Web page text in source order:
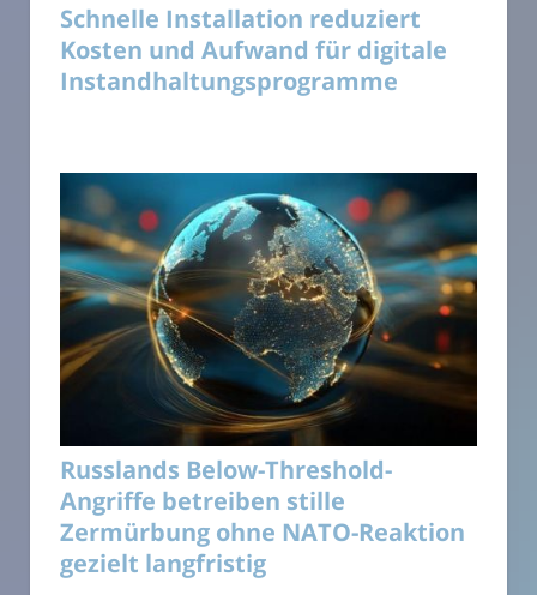
Schnelle Installation reduziert
Kosten und Aufwand für digitale
Instandhaltungsprogramme
Russlands Below-Threshold-
Angriffe betreiben stille
Zermürbung ohne NATO-Reaktion
gezielt langfristig